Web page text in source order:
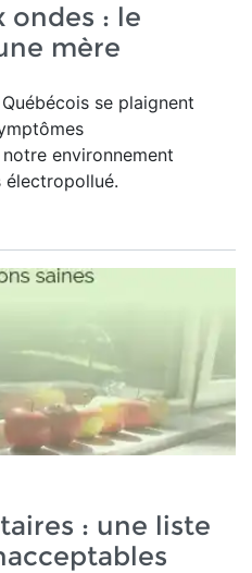
ondes : le
mère
se plaignent
environnement
électropollué.
: une liste